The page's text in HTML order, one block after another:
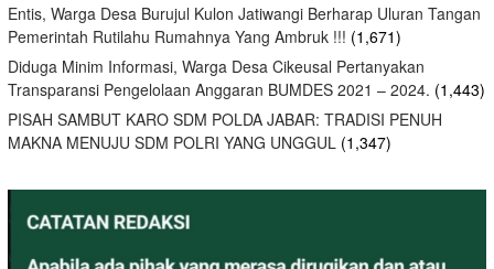
Entis, Warga Desa Burujul Kulon Jatiwangi Berharap Uluran Tangan
Pemerintah Rutilahu Rumahnya Yang Ambruk !!! (1,671)
Diduga Minim Informasi, Warga Desa Cikeusal Pertanyakan
Transparansi Pengelolaan Anggaran BUMDES 2021 – 2024. (1,443)
PISAH SAMBUT KARO SDM POLDA JABAR: TRADISI PENUH
MAKNA MENUJU SDM POLRI YANG UNGGUL (1,347)